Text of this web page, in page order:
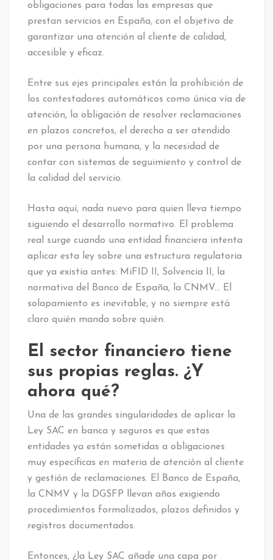
obligaciones para todas las empresas que
prestan servicios en España, con el objetivo de
garantizar una atención al cliente de calidad,
accesible y eficaz.
Entre sus ejes principales están la prohibición de
los contestadores automáticos como única vía de
atención, la obligación de resolver reclamaciones
en plazos concretos, el derecho a ser atendido
por una persona humana, y la necesidad de
contar con sistemas de seguimiento y control de
la calidad del servicio.
Hasta aquí, nada nuevo para quien lleva tiempo
siguiendo el desarrollo normativo. El problema
real surge cuando una entidad financiera intenta
aplicar esta ley sobre una estructura regulatoria
que ya existía antes: MiFID II, Solvencia II, la
normativa del Banco de España, la CNMV… El
solapamiento es inevitable, y no siempre está
claro quién manda sobre quién.
El sector financiero tiene
sus propias reglas. ¿Y
ahora qué?
Una de las grandes singularidades de aplicar la
Ley SAC en banca y seguros es que estas
entidades ya están sometidas a obligaciones
muy específicas en materia de atención al cliente
y gestión de reclamaciones. El Banco de España,
la CNMV y la DGSFP llevan años exigiendo
procedimientos formalizados, plazos definidos y
registros documentados.
Entonces, ¿la Ley SAC añade una capa por